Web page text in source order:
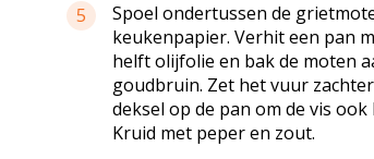
5
Spoel ondertussen de
keukenpapier. Verhit een pan
helft olijfolie en bak de moten
goudbruin. Zet het vuur
deksel op de pan om de vis
Kruid met peper en zout.